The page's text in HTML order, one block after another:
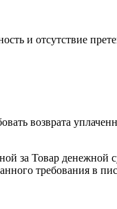
и отсутствие
возврата
за Товар
требования в